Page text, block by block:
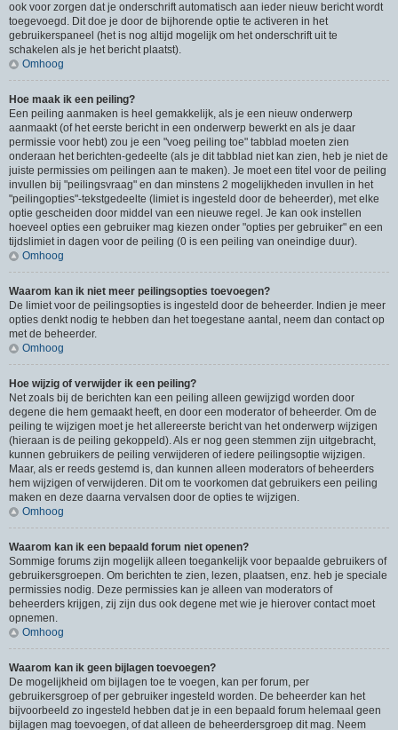
ook voor zorgen dat je onderschrift automatisch aan ieder nieuw bericht wordt
toegevoegd. Dit doe je door de bijhorende optie te activeren in het
gebruikerspaneel (het is nog altijd mogelijk om het onderschrift uit te
schakelen als je het bericht plaatst).
Omhoog
Hoe maak ik een peiling?
Een peiling aanmaken is heel gemakkelijk, als je een nieuw onderwerp
aanmaakt (of het eerste bericht in een onderwerp bewerkt en als je daar
permissie voor hebt) zou je een "voeg peiling toe" tabblad moeten zien
onderaan het berichten-gedeelte (als je dit tabblad niet kan zien, heb je niet de
juiste permissies om peilingen aan te maken). Je moet een titel voor de peiling
invullen bij "peilingsvraag" en dan minstens 2 mogelijkheden invullen in het
"peilingopties"-tekstgedeelte (limiet is ingesteld door de beheerder), met elke
optie gescheiden door middel van een nieuwe regel. Je kan ook instellen
hoeveel opties een gebruiker mag kiezen onder "opties per gebruiker" en een
tijdslimiet in dagen voor de peiling (0 is een peiling van oneindige duur).
Omhoog
Waarom kan ik niet meer peilingsopties toevoegen?
De limiet voor de peilingsopties is ingesteld door de beheerder. Indien je meer
opties denkt nodig te hebben dan het toegestane aantal, neem dan contact op
met de beheerder.
Omhoog
Hoe wijzig of verwijder ik een peiling?
Net zoals bij de berichten kan een peiling alleen gewijzigd worden door
degene die hem gemaakt heeft, en door een moderator of beheerder. Om de
peiling te wijzigen moet je het allereerste bericht van het onderwerp wijzigen
(hieraan is de peiling gekoppeld). Als er nog geen stemmen zijn uitgebracht,
kunnen gebruikers de peiling verwijderen of iedere peilingsoptie wijzigen.
Maar, als er reeds gestemd is, dan kunnen alleen moderators of beheerders
hem wijzigen of verwijderen. Dit om te voorkomen dat gebruikers een peiling
maken en deze daarna vervalsen door de opties te wijzigen.
Omhoog
Waarom kan ik een bepaald forum niet openen?
Sommige forums zijn mogelijk alleen toegankelijk voor bepaalde gebruikers of
gebruikersgroepen. Om berichten te zien, lezen, plaatsen, enz. heb je speciale
permissies nodig. Deze permissies kan je alleen van moderators of
beheerders krijgen, zij zijn dus ook degene met wie je hierover contact moet
opnemen.
Omhoog
Waarom kan ik geen bijlagen toevoegen?
De mogelijkheid om bijlagen toe te voegen, kan per forum, per
gebruikersgroep of per gebruiker ingesteld worden. De beheerder kan het
bijvoorbeeld zo ingesteld hebben dat je in een bepaald forum helemaal geen
bijlagen mag toevoegen, of dat alleen de beheerdersgroep dit mag. Neem